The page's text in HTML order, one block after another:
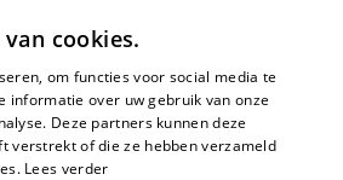
cookies.
om functies voor social media te
informatie over uw gebruik van onze
Deze partners kunnen deze
verstrekt of die ze hebben verzameld
Lees verder